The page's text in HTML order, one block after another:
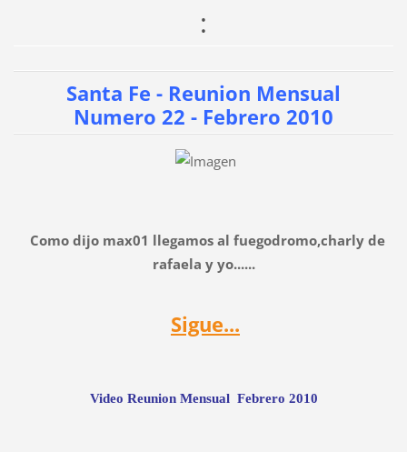
:
Santa Fe - Reunion Mensual
Numero 22 - Febrero 2010
Como dijo max01 llegamos al fuegodromo,charly de
rafaela y yo......
Sigue...
Video Reunion Mensual Febrero 2010